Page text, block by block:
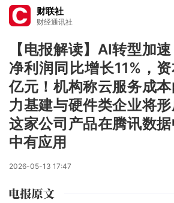
财联社
财经通讯社
【电报解读】AI转型加
净利润同比增长11%，
亿元！机构称云服务成
力基建与硬件类企业将形
这家公司产品在腾讯数
中有应用
2026-05-13 17:47